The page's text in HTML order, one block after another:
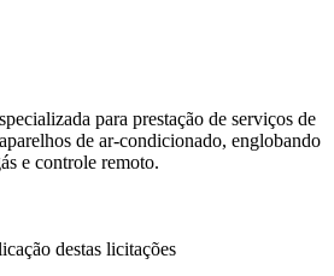
para prestação de serviços de
de ar-condicionado, englobando
e controle remoto.
destas licitações